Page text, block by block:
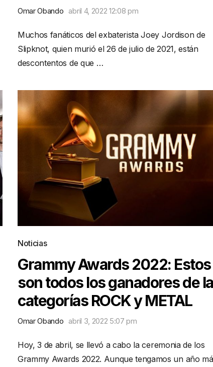
Omar Obando abril 4, 2022 12:08 pm
Muchos fanáticos del exbaterista Joey Jordison de
Slipknot, quien murió el 26 de julio de 2021, están
descontentos de que …
Noticias
Grammy Awards 2022: Estos
son todos los ganadores de
categorías ROCK y METAL
Omar Obando abril 3, 2022 5:07 pm
Hoy, 3 de abril, se llevó a cabo la ceremonia de los
Grammy Awards 2022. Aunque tengamos un año